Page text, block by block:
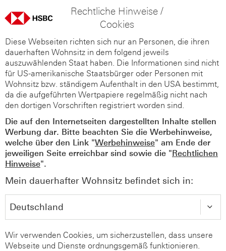
Rechtliche Hinweise /
Cookies
Diese Webseiten richten sich nur an Personen, die ihren
dauerhaften Wohnsitz in dem folgend jeweils
auszuwählenden Staat haben. Die Informationen sind nicht
für US-amerikanische Staatsbürger oder Personen mit
Wohnsitz bzw. ständigem Aufenthalt in den USA bestimmt,
da die aufgeführten Wertpapiere regelmäßig nicht nach
den dortigen Vorschriften registriert worden sind.
Die auf den Internetseiten dargestellten Inhalte stellen
Werbung dar. Bitte beachten Sie die Werbehinweise,
welche über den Link "Werbehinweise" am Ende der
jeweiligen Seite erreichbar sind sowie die "Rechtlichen
Hinweise".
Mein dauerhafter Wohnsitz befindet sich in:
Wir verwenden Cookies, um sicherzustellen, dass unsere
Webseite und Dienste ordnungsgemäß funktionieren.